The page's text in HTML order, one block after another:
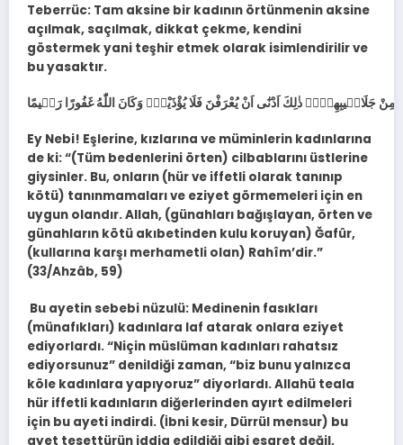
Teberrüc: Tam aksine bir kadının örtünmenin aksine
açılmak, saçılmak, dikkat çekme, kendini
göstermek yani teşhir etmek olarak isimlendirilir ve
bu yasaktır.
Ey Nebi! Eşlerine, kızlarına ve müminlerin kadınlarına
de ki: “(Tüm bedenlerini örten) cilbablarını üstlerine
giysinler. Bu, onların (hür ve iffetli olarak tanınıp
kötü) tanınmamaları ve eziyet görmemeleri için en
uygun olandır. Allah, (günahları bağışlayan, örten ve
günahların kötü akıbetinden kulu koruyan) Ğafûr,
(kullarına karşı merhametli olan) Rahîm’dir.”
(33/Ahzâb, 59)
Bu ayetin sebebi nüzulü: Medinenin fasıkları
(münafıkları) kadınlara laf atarak onlara eziyet
ediyorlardı. “Niçin müslüman kadınları rahatsız
ediyorsunuz” denildiği zaman, “biz bunu yalnızca
köle kadınlara yapıyoruz” diyorlardı. Allahü teala
hür iffetli kadınların diğerlerinden ayırt edilmeleri
için bu ayeti indirdi. (İbni kesir, Dürrül mensur) bu
ayet tesettürün iddia edildiği gibi esaret değil,